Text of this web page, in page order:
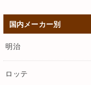
国内メーカー別
明治
ロッテ